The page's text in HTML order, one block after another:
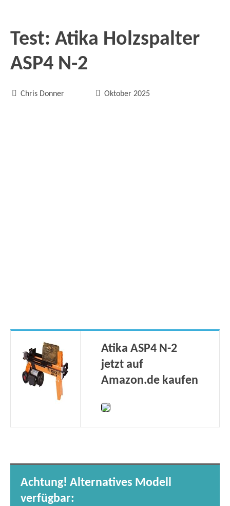
Test: Atika Holzspalter
ASP4 N-2
 Chris Donner  Oktober 2025
Atika ASP4 N-2
jetzt auf
Amazon.de kaufen
Achtung! Alternatives Modell
verfügbar: